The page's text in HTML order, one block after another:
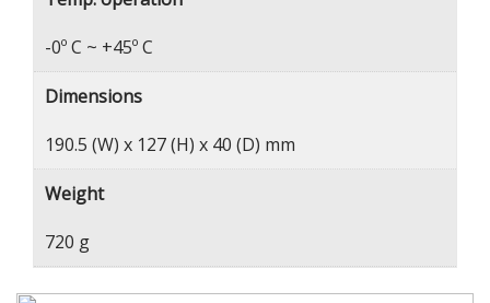
-0º C ~ +45º C
Dimensions
190.5 (W) x 127 (H) x 40 (D) mm
Weight
720 g